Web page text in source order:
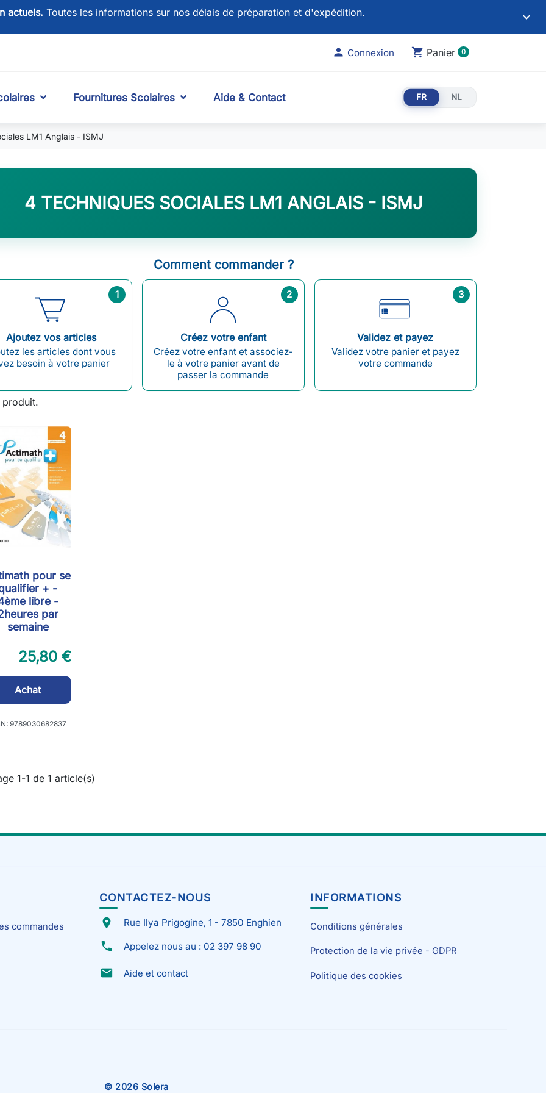
actuels. Toutes les informations sur nos délais de préparation et d'expédition. keyboard_arrow_down
 Connexion shopping_cart Panier 0
Fournitures Scolaires Aide & Contact FR NL
LM1 Anglais - ISMJ
4 TECHNIQUES SOCIALES LM1 ANGLAIS - ISMJ
Comment commander ?
1
Ajoutez vos articles
les articles dont vous
besoin à votre panier
2
Créez votre enfant
Créez votre enfant et associez-
le à votre panier avant de
passer la commande
3
Validez et payez
Validez votre panier et payez
votre commande
produit.
pour se
+ -
libre -
par
semaine
25,80 €
Achat
9789030682837
1-1 de 1 article(s)
commandes
CONTACTEZ-NOUS
place Rue Ilya Prigogine, 1 - 7850 Enghien
phone Appelez nous au : 02 397 98 90
email Aide et contact
INFORMATIONS
Conditions générales
Protection de la vie privée - GDPR
Politique des cookies
© 2026 Solera